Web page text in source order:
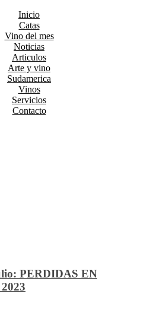
Inicio
Catas
Vino del mes
Noticias
Articulos
Arte y vino
Sudamerica
Vinos
Servicios
Contacto
PERDIDAS EN